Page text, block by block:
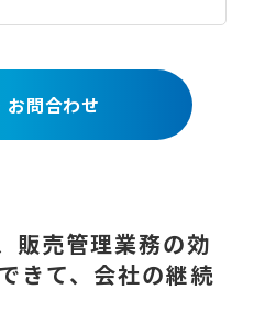
お問合わせ
販売管理業務の効
きて、会社の継続